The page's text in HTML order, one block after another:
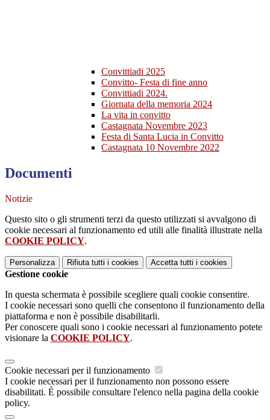
Convittiadi 2025
Convitto- Festa di fine anno
Convittiadi 2024.
Giornata della memoria 2024
La vita in convitto
Castagnata Novembre 2023
Festa di Santa Lucia in Convitto
Castagnata 10 Novembre 2022
Documenti
Notizie
Questo sito o gli strumenti terzi da questo utilizzati si avvalgono di
cookie necessari al funzionamento ed utili alle finalità illustrate nella
COOKIE POLICY.
Personalizza Rifiuta tutti i cookies Accetta tutti i cookies
Gestione cookie
In questa schermata è possibile scegliere quali cookie consentire.
I cookie necessari sono quelli che consentono il funzionamento della
piattaforma e non è possibile disabilitarli.
Per conoscere quali sono i cookie necessari al funzionamento potete
visionare la COOKIE POLICY.
Cookie necessari per il funzionamento
I cookie necessari per il funzionamento non possono essere
disabilitati. È possibile consultare l'elenco nella pagina della cookie
policy.